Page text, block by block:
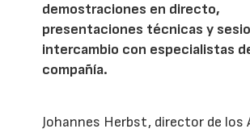
demostraciones en directo,
presentaciones técnicas y
intercambio con especialistas
compañía.
Johannes Herbst, director de los